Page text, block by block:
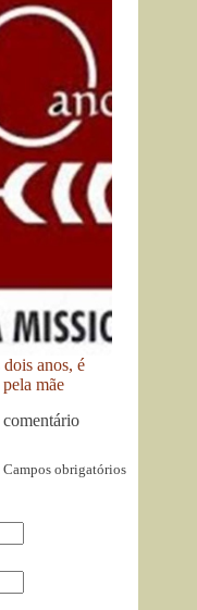
anos, é
mãe
Campos obrigatórios